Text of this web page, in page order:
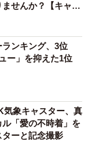
せんか？【キャリ
ンキング、3位
ー」を抑えた1位
気象キャスター、真
「愛の不時着」を
ーと記念撮影